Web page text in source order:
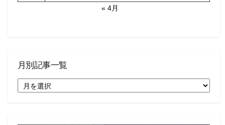
« 4月
月別記事一覧
別